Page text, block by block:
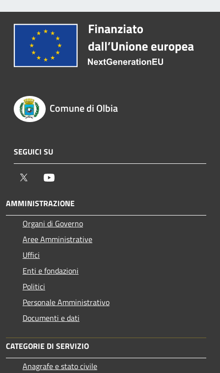
Comune di Olbia
SEGUICI SU
Twitter
AMMINISTRAZIONE
Organi di Governo
Aree Amministrative
Uffici
Enti e fondazioni
Politici
Personale Amministrativo
Documenti e dati
CATEGORIE DI SERVIZIO
Anagrafe e stato civile